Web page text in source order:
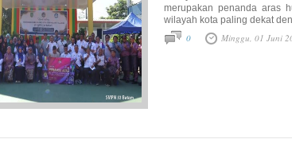
merupakan penanda aras
wilayah kota paling dekat
0 Minggu, 01 Juni